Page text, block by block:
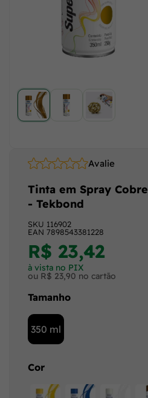
Avalie
SKU 116902
EAN 7898543381228
Tinta em Spray
- Tekbond
R$ 23,42
à vista no PIX
ou R$ 23,90 no cartão
Tamanho
350 ml
Cor